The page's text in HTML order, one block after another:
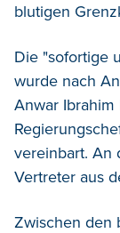
blutigen
Die "sofortige
wurde nach
Anwar
vereinbart. An
Vertreter aus
Zwischen den